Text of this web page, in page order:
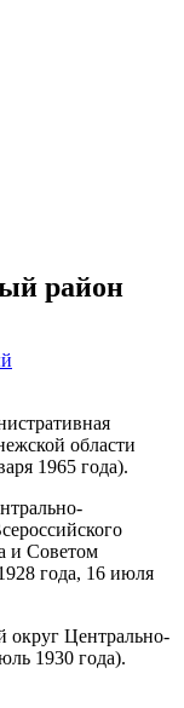
район
области
1965 года).
и Советом
года, 16 июля
округ Центрально-
1930 года).